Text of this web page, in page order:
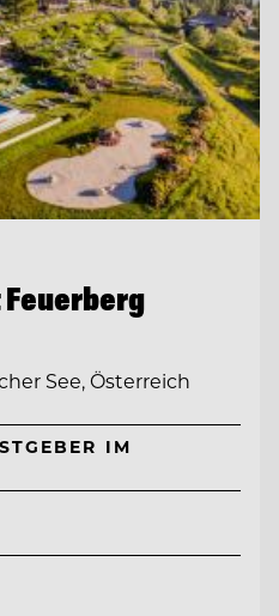
See, Österreich
IM